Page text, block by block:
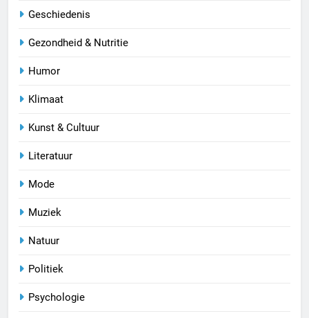
Geschiedenis
Gezondheid & Nutritie
Humor
Klimaat
Kunst & Cultuur
Literatuur
Mode
Muziek
Natuur
Politiek
Psychologie